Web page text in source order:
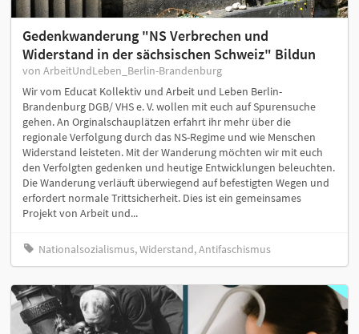
Gedenkwanderung "NS Verbrechen und
Widerstand in der sächsischen Schweiz" Bildun
von ArbeitUndLeben_Berlin-Brandenburg
Wir vom Educat Kollektiv und Arbeit und Leben Berlin-
Brandenburg DGB/ VHS e. V. wollen mit euch auf Spurensuche
gehen. An Orginalschauplätzen erfahrt ihr mehr über die
regionale Verfolgung durch das NS-Regime und wie Menschen
Widerstand leisteten. Mit der Wanderung möchten wir mit euch
den Verfolgten gedenken und heutige Entwicklungen beleuchten.
Die Wanderung verläuft überwiegend auf befestigten Wegen und
erfordert normale Trittsicherheit. Dies ist ein gemeinsames
Projekt von Arbeit und...
Nationalsozialismus, Widerstand, Antifaschismus